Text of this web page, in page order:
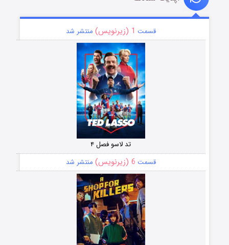
قسمت 1 (زیرنویس) منتشر شد
تد لاسو فصل ۴
قسمت 6 (زیرنویس) منتشر شد